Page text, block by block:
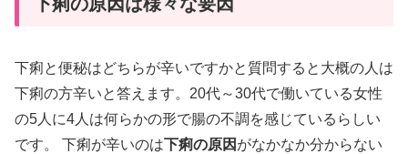
下痢と便秘はどちらが辛いですかと質問すると大概の人は
下痢の方辛いと答えます。20代～30代で働いている女性
の5人に4人は何らかの形で腸の不調を感じているらしい
です。 下痢が辛いのは下痢の原因 がなかなか分からない